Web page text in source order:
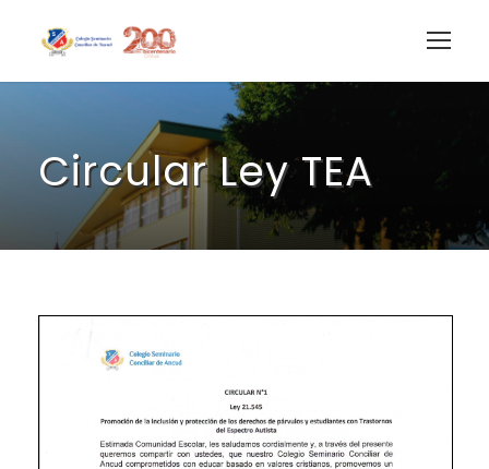
Circular Ley TEA